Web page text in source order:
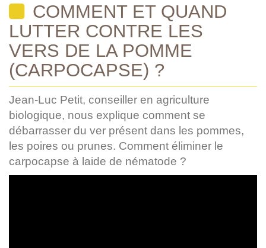
COMMENT ET QUAND
LUTTER CONTRE LES
VERS DE LA POMME
(CARPOCAPSE) ?
Jean-Luc Petit, conseiller en agriculture
biologique, nous explique comment se
débarrasser du ver présent dans les pommes,
les poires ou prunes. Comment éliminer le
carpocapse à laide de nématode ?